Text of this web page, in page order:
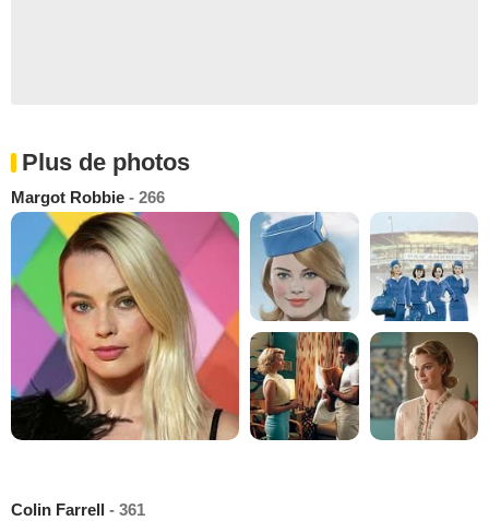
Plus de photos
Margot Robbie - 266
Colin Farrell - 361